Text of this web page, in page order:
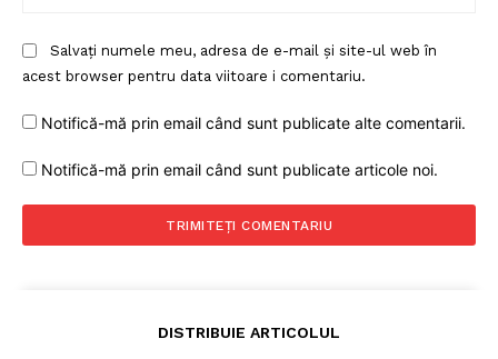
Salvați numele meu, adresa de e-mail și site-ul web în
acest browser pentru data viitoare i comentariu.
Notifică-mă prin email când sunt publicate alte comentarii.
Notifică-mă prin email când sunt publicate articole noi.
DISTRIBUIE ARTICOLUL